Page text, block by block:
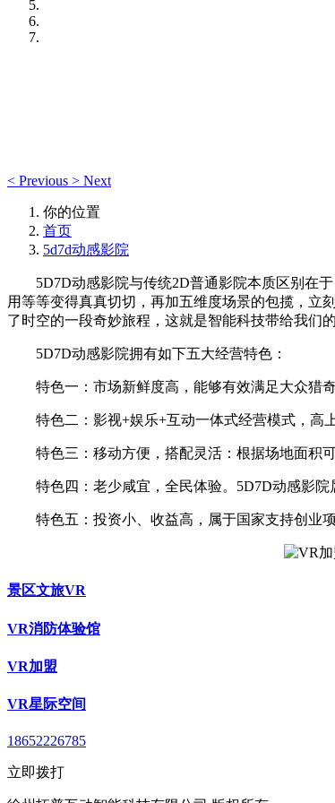
< Previous > Next
你的位置
首页
5d7d动感影院
5D7D动感影院与传统2D普通影院本质区别在于
用等等变得真真切切，再加五维度场景的包揽，立
了时空的一段奇妙旅程，这就是智能科技带给我们
5D7D动感影院拥有如下五大经营特色：
特色一：市场新鲜度高，能够有效满足大众猎
特色二：影视+娱乐+互动一体式经营模式，高
特色三：移动方便，搭配灵活：根据场地面积可
特色四：老少咸宜，全民体验。5D7D动感影院
特色五：投资小、收益高，属于国家支持创业项
景区文旅VR
VR消防体验馆
VR加盟
VR星际空间
18652226785
立即拨打